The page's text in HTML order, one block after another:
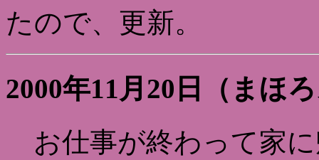
たので、更新。
2000年11月20日（まほ
お仕事が終わって家